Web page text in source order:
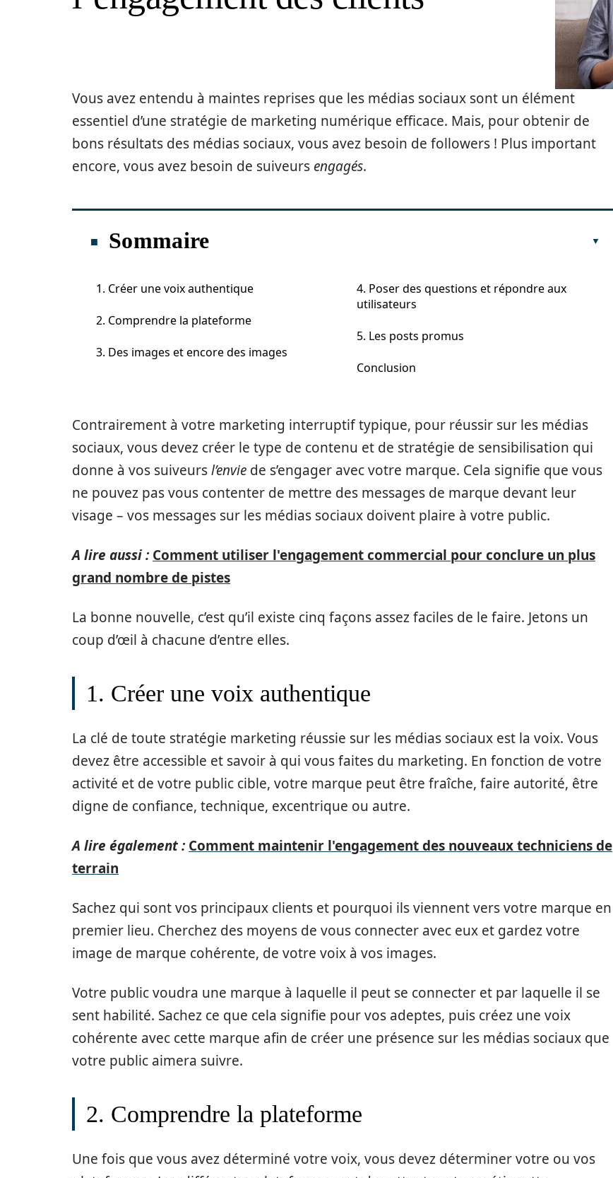
Vous avez entendu à maintes reprises que les médias sociaux sont un élément
essentiel d’une stratégie de marketing numérique efficace. Mais, pour obtenir de
bons résultats des médias sociaux, vous avez besoin de followers ! Plus important
encore, vous avez besoin de suiveurs engagés.
Sommaire
1. Créer une voix authentique
2. Comprendre la plateforme
3. Des images et encore des images
4. Poser des questions et répondre aux
utilisateurs
5. Les posts promus
Conclusion
Contrairement à votre marketing interruptif typique, pour réussir sur les médias
sociaux, vous devez créer le type de contenu et de stratégie de sensibilisation qui
donne à vos suiveursl’envie de s’engager avec votre marque. Cela signifie que vous
ne pouvez pas vous contenter de mettre des messages de marque devant leur
visage – vos messages sur les médias sociaux doivent plaire à votre public.
A lire aussi : Comment utiliser l'engagement commercial pour conclure un plus
grand nombre de pistes
La bonne nouvelle, c’est qu’il existe cinq façons assez faciles de le faire. Jetons un
coup d’œil à chacune d’entre elles.
1. Créer une voix authentique
La clé de toute stratégie marketing réussie sur les médias sociaux est la voix. Vous
devez être accessible et savoir à qui vous faites du marketing. En fonction de votre
activité et de votre public cible, votre marque peut être fraîche, faire autorité, être
digne de confiance, technique, excentrique ou autre.
A lire également : Comment maintenir l'engagement des nouveaux techniciens de
terrain
Sachez qui sont vos principaux clients et pourquoi ils viennent vers votre marque en
premier lieu. Cherchez des moyens de vous connecter avec eux et gardez votre
image de marque cohérente, de votre voix à vos images.
Votre public voudra une marque à laquelle il peut se connecter et par laquelle il se
sent habilité. Sachez ce que cela signifie pour vos adeptes, puis créez une voix
cohérente avec cette marque afin de créer une présence sur les médias sociaux que
votre public aimera suivre.
2. Comprendre la plateforme
Une fois que vous avez déterminé votre voix, vous devez déterminer votre ou vos